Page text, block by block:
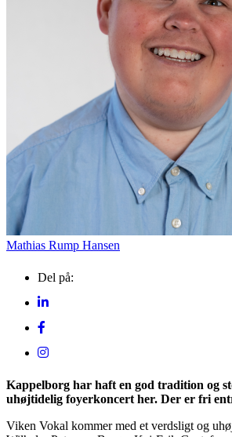
EVENTKALENDER
Oplev events i
Vendsyssel
Find aktuelle oplevelser, koncerter, kultur,
natur og lokale events.
Se events
Mathias Rump Hansen
Del på:
Kappelborg har haft en god tradition og
uhøjtidelig foyerkoncert her. Der er fri
Viken Vokal kommer med et verdsligt og